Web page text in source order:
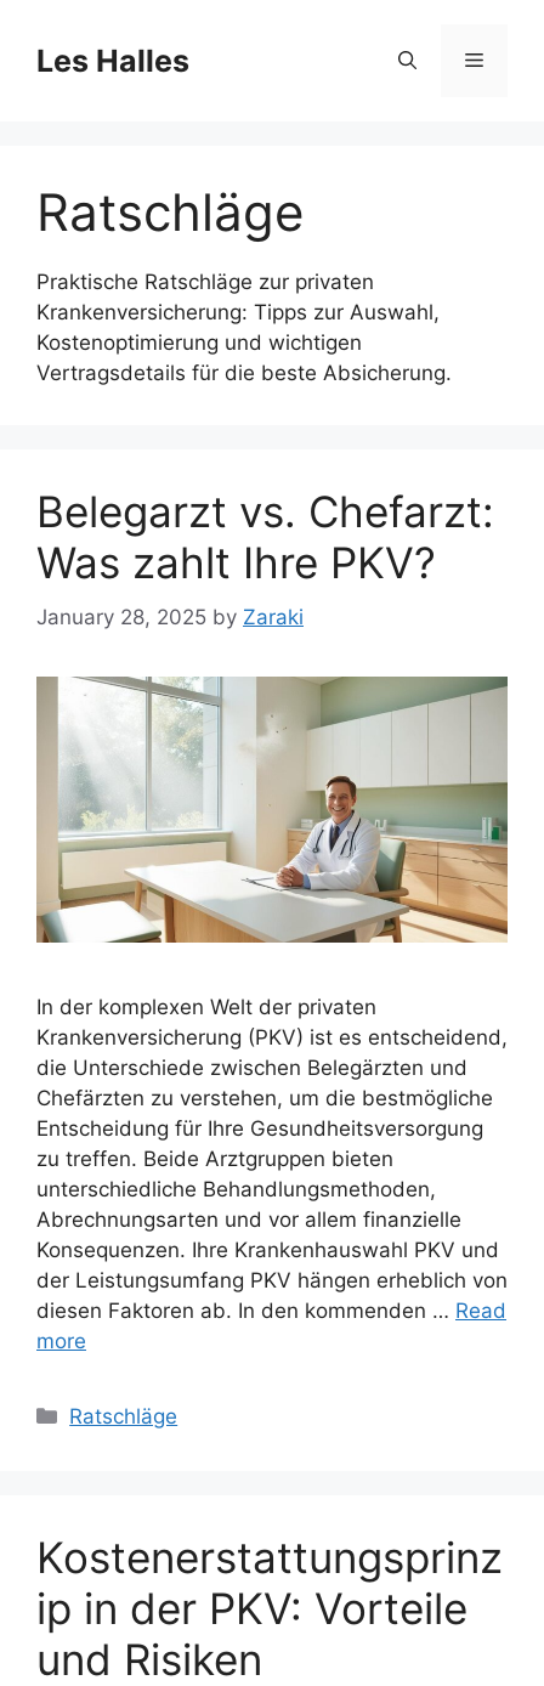
contentLes Halles Menu
Ratschläge
Praktische Ratschläge zur privaten
Krankenversicherung: Tipps zur Auswahl,
Kostenoptimierung und wichtigen
Vertragsdetails für die beste Absicherung.
Belegarzt vs. Chefarzt:
Was zahlt Ihre PKV?
January 28, 2025 by Zaraki
In der komplexen Welt der privaten
Krankenversicherung (PKV) ist es entscheidend,
die Unterschiede zwischen Belegärzten und
Chefärzten zu verstehen, um die bestmögliche
Entscheidung für Ihre Gesundheitsversorgung
zu treffen. Beide Arztgruppen bieten
unterschiedliche Behandlungsmethoden,
Abrechnungsarten und vor allem finanzielle
Konsequenzen. Ihre Krankenhauswahl PKV und
der Leistungsumfang PKV hängen erheblich von
diesen Faktoren ab. In den kommenden … Read
more
Categories
Ratschläge
Kostenerstattungsprinz
ip in der PKV: Vorteile
und Risiken